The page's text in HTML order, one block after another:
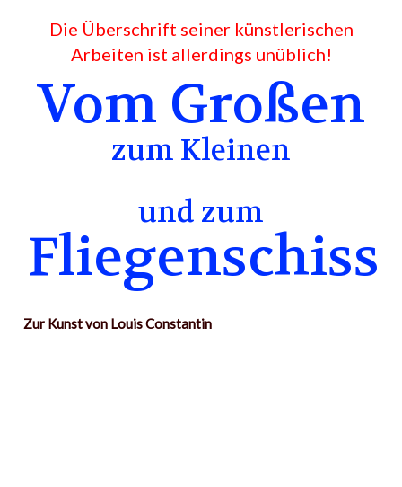
Die Überschrift seiner künstlerischen
Arbeiten ist allerdings unüblich!
Vom Großen
zum Kleinen
und zum
Fliegenschiss
Zur Kunst von Louis Constantin